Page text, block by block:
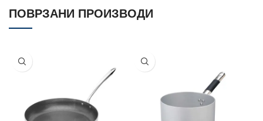
ПОВРЗАНИ ПРОИЗВОДИ